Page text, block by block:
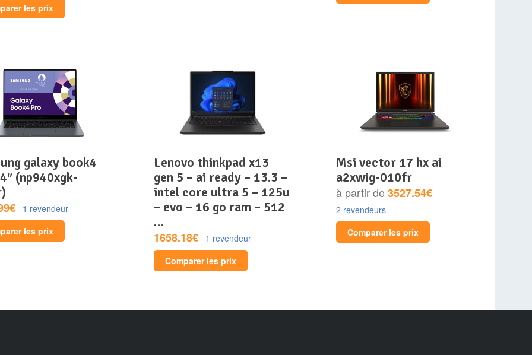
les prix
(np940xgk-
1 revendeur
les prix
lenovo thinkpad x13
gen 5 – ai ready – 13.3 –
intel core ultra 5 – 125u
– evo – 16 go ram – 512
…
1658.18€
1 revendeur
Comparer les prix
msi vector 17 hx ai
a2xwig-010fr
à partir de3527.54€
2 revendeurs
Comparer les prix